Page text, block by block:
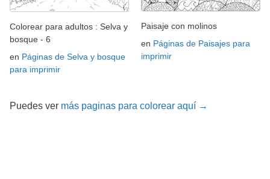
Colorear para adultos : Selva y
bosque - 6
en Páginas de Selva y bosque
para imprimir
Paisaje con molinos
en Páginas de Paisajes para
imprimir
Puedes ver más paginas para colorear aquí →